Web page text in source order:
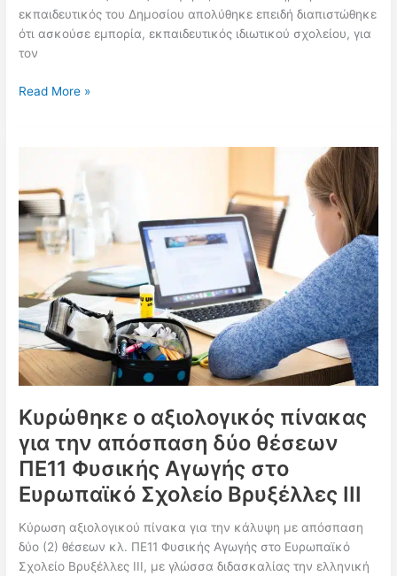
εκπαιδευτικός του Δημοσίου απολύθηκε επειδή διαπιστώθηκε
ότι ασκούσε εμπορία, εκπαιδευτικός ιδιωτικού σχολείου, για
τον
«Δύο
Άλλοι
απολύονται
για
εμπορική
δραστηριότητα,
άλλοι
επιβραβεύονται
με
διευθυντικές
θέσεις
–
καταγγελία
ΟΙΕΛΕ
Read More »
Κυρώθηκε ο αξιολογικός πίνακας
για την απόσπαση δύο θέσεων
ΠΕ11 Φυσικής Αγωγής στο
Ευρωπαϊκό Σχολείο Βρυξέλλες ΙΙΙ
Κύρωση αξιολογικού πίνακα για την κάλυψη με απόσπαση
δύο (2) θέσεων κλ. ΠΕ11 Φυσικής Αγωγής στο Ευρωπαϊκό
Σχολείο Βρυξέλλες ΙΙΙ, με γλώσσα διδασκαλίας την ελληνική